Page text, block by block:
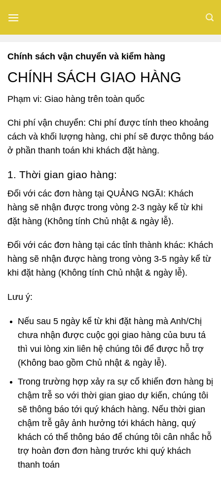
Chính sách vận chuyển và kiểm hàng
CHÍNH SÁCH GIAO HÀNG
Phạm vi: Giao hàng trên toàn quốc
Chi phí vận chuyển: Chi phí được tính theo khoảng
cách và khối lượng hàng, chi phí sẽ được thông báo
ở phần thanh toán khi khách đặt hàng.
1. Thời gian giao hàng:
Đối với các đơn hàng tại QUẢNG NGÃI: Khách
hàng sẽ nhận được trong vòng 2-3 ngày kể từ khi
đặt hàng (Không tính Chủ nhật & ngày lễ).
Đối với các đơn hàng tại các tỉnh thành khác: Khách
hàng sẽ nhận được hàng trong vòng 3-5 ngày kể từ
khi đặt hàng (Không tính Chủ nhật & ngày lễ).
Lưu ý:
Nếu sau 5 ngày kể từ khi đặt hàng mà Anh/Chị
chưa nhận được cuộc gọi giao hàng của bưu tá
thì vui lòng xin liên hệ chúng tôi để được hỗ trợ
(Không bao gồm Chủ nhật & ngày lễ).
Trong trường hợp xảy ra sự cố khiến đơn hàng bị
chậm trễ so với thời gian giao dự kiến, chúng tôi
sẽ thông báo tới quý khách hàng. Nếu thời gian
chậm trễ gây ảnh hưởng tới khách hàng, quý
khách có thể thông báo để chúng tôi cân nhắc hỗ
trợ hoàn đơn đơn hàng trước khi quý khách
thanh toán